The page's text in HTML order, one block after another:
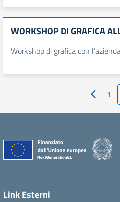
WORKSHOP DI GRAFICA
Workshop di grafica con
Pagina
1
Link Esterni